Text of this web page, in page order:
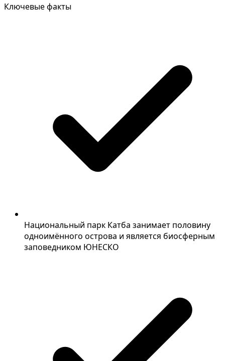
Ключевые факты
Национальный парк Катба занимает половину
одноимённого острова и является биосферным
заповедником ЮНЕСКО